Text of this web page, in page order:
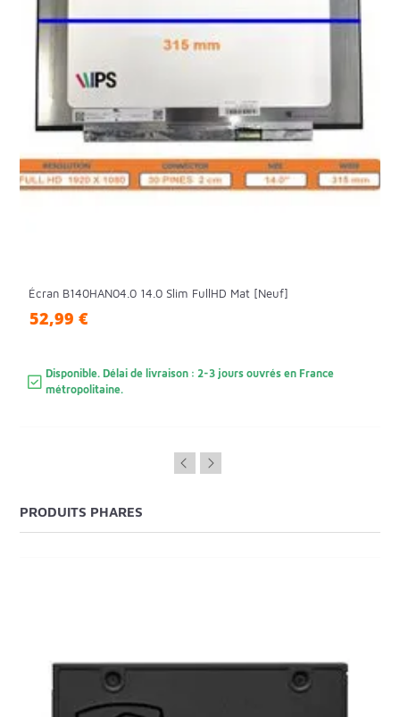
Écran B140HAN04.0 14.0 Slim FullHD Mat [Neuf]
52,99 €
Disponible. Délai de livraison : 2-3 jours ouvrés en France
métropolitaine.
PRODUITS PHARES